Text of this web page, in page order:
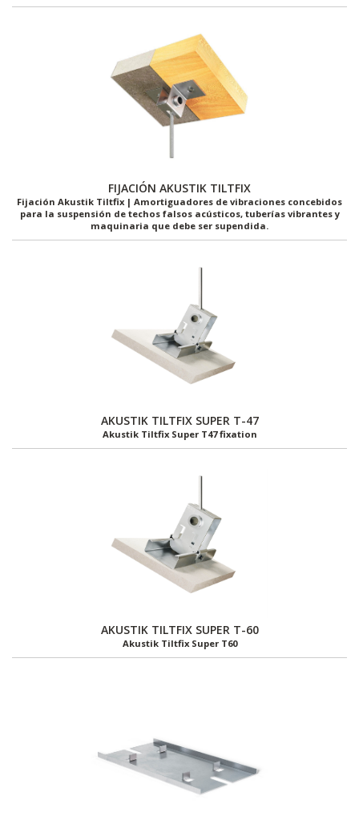
FIJACIÓN AKUSTIK TILTFIX
Fijación Akustik Tiltfix | Amortiguadores de vibraciones concebidos
para la suspensión de techos falsos acústicos, tuberías vibrantes y
maquinaria que debe ser supendida.
AKUSTIK TILTFIX SUPER T-47
Akustik Tiltfix Super T47 fixation
AKUSTIK TILTFIX SUPER T-60
Akustik Tiltfix Super T60